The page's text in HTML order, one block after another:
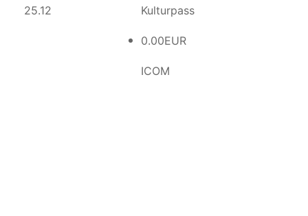
25.12 Kulturpass
0.00EUR
ICOM